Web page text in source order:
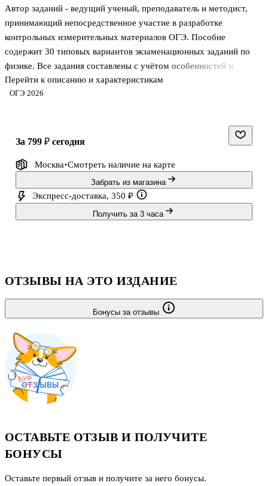
ОГЭ 2026
Автор заданий - ведущий ученый, преподаватель и методист,
принимающий непосредственное участие в разработке
контрольных измерительных материалов ОГЭ. Пособие
содержит 30 типовых вариантов экзаменационных заданий по
физике. Все задания составлены с учётом особенностей и
требований Основного государственного экзамена, полностью
соответствуют демоверсии, спецификации и кодификатору ОГЭ
учащихся при подготовке к экзамену по физике в 9 классе. В
одного из вариантов и приведены подробные критерии
оценивания заданий с развернутым ответом. По
Перейти к описанию и характеристикам
за 799 ₽ сегодня
Москва Смотреть наличие на карте
Забрать из магазина
Экспресс-доставка, 350 ₽
Получить за 3 часа
ОТЗЫВЫ НА ЭТО ИЗДАНИЕ
Бонусы за отзывы
ОСТАВЬТЕ ОТЗЫВ И ПОЛУЧИТЕ
БОНУСЫ
Оставьте первый отзыв и получите за него бонусы.